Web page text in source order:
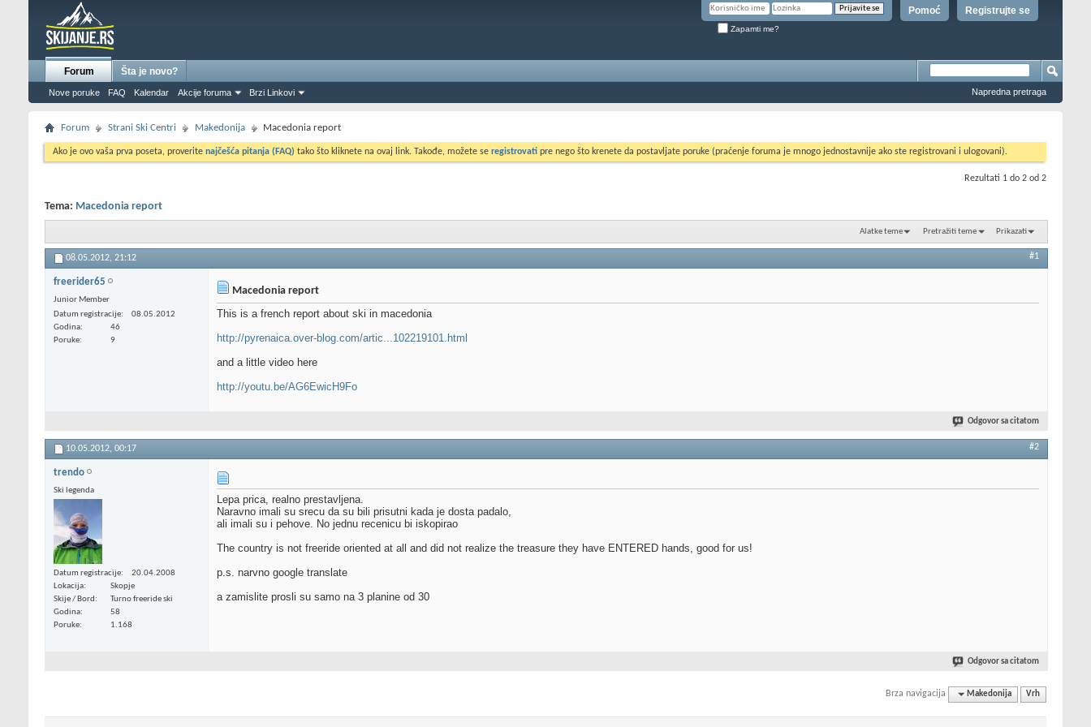
Registrujte se
Pomoć
Zapamti me?
Forum
Nove poruke FAQ Kalendar Akcije foruma Brzi Linkovi
Šta je novo?
Napredna pretraga
Forum Strani Ski Centri Makedonija Macedonia report
Ako je ovo vaša prva poseta, proverite najčešća pitanja (FAQ) tako što kliknete na ovaj link. Takođe, možete se registrovati pre nego što krenete da postavljate poruke (praćenje foruma je mnogo jednostavnije ako ste registrovani i ulogovani).
Rezultati 1 do 2 od 2
Tema: Macedonia report
Alatke teme Pretražiti teme Prikazati
08.05.2012, 21:12 #1
freerider65
Junior Member
Datum registracije
08.05.2012
Godina
46
Poruke
9
Macedonia report
This is a french report about ski in macedonia
http://pyrenaica.over-blog.com/artic...102219101.html
and a little video here
http://youtu.be/AG6EwicH9Fo
Odgovor sa citatom
10.05.2012, 00:17 #2
trendo
Ski legenda
Datum registracije
20.04.2008
Lokacija
Skopje
Skije / Bord
Turno freeride ski
Godina
58
Poruke
1.168
Lepa prica, realno prestavljena.
Naravno imali su srecu da su bili prisutni kada je dosta padalo,
ali imali su i pehove. No jednu recenicu bi iskopirao
The country is not freeride oriented at all and did not realize the treasure they have ENTERED hands, good for us!
p.s. narvno google translate
a zamislite prosli su samo na 3 planine od 30
Odgovor sa citatom
Brza navigacija Makedonija Vrh